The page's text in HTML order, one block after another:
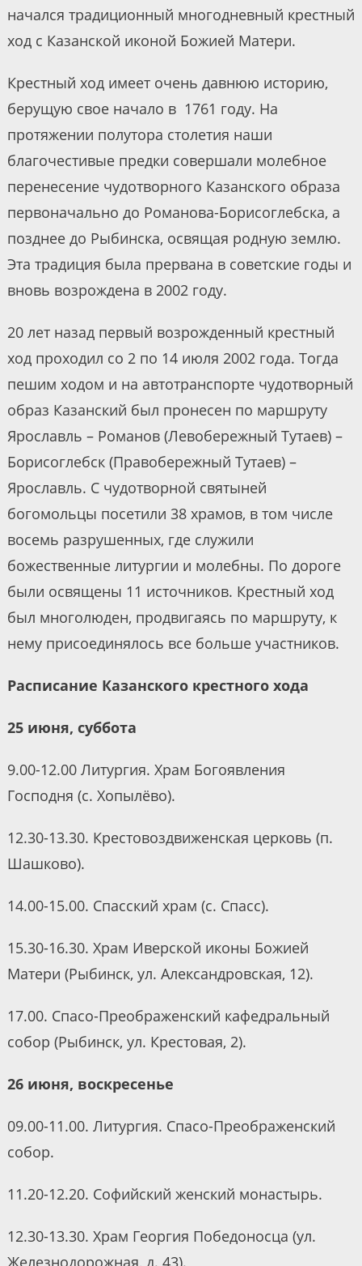
начался традиционный многодневный крестный
ход с Казанской иконой Божией Матери.
Крестный ход имеет очень давнюю историю,
берущую свое начало в 1761 году. На
протяжении полутора столетия наши
благочестивые предки совершали молебное
перенесение чудотворного Казанского образа
первоначально до Романова-Борисоглебска, а
позднее до Рыбинска, освящая родную землю.
Эта традиция была прервана в советские годы и
вновь возрождена в 2002 году.
20 лет назад первый возрожденный крестный
ход проходил со 2 по 14 июля 2002 года. Тогда
пешим ходом и на автотранспорте чудотворный
образ Казанский был пронесен по маршруту
Ярославль – Романов (Левобережный Тутаев) –
Борисоглебск (Правобережный Тутаев) –
Ярославль. С чудотворной святыней
богомольцы посетили 38 храмов, в том числе
восемь разрушенных, где служили
божественные литургии и молебны. По дороге
были освящены 11 источников. Крестный ход
был многолюден, продвигаясь по маршруту, к
нему присоединялось все больше участников.
Расписание Казанского крестного хода
25 июня, суббота
9.00-12.00 Литургия. Храм Богоявления
Господня (с. Хопылёво).
12.30-13.30. Крестовоздвиженская церковь (п.
Шашково).
14.00-15.00. Спасский храм (с. Спасс).
15.30-16.30. Храм Иверской иконы Божией
Матери (Рыбинск, ул. Александровская, 12).
17.00. Спасо-Преображенский кафедральный
собор (Рыбинск, ул. Крестовая, 2).
26 июня, воскресенье
09.00-11.00. Литургия. Спасо-Преображенский
собор.
11.20-12.20. Софийский женский монастырь.
12.30-13.30. Храм Георгия Победоносца (ул.